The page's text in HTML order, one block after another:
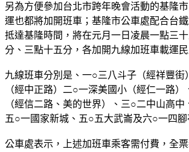
另為方便參加台北市跨年晚會活動的基隆
運也都將加開班車；基隆市公車處配合台
抵達基隆時間，將在元月一日凌晨一點三
分、三點十五分，各加開九線加班車載運民
九線班車分別是、一○三八斗子（經祥豐街
（經中正路）二○一深美國小（經仁一路
（經信二路、美的世界）、三○二中山高中
五○一國家新城、五○五大武崙及六○一四腳
公車處表示，上述加班車乘客需付費，全